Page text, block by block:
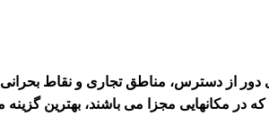
دور از دسترس، مناطق تجاری و نقاط
مکانهایی مجزا می باشند، بهترین گزینه